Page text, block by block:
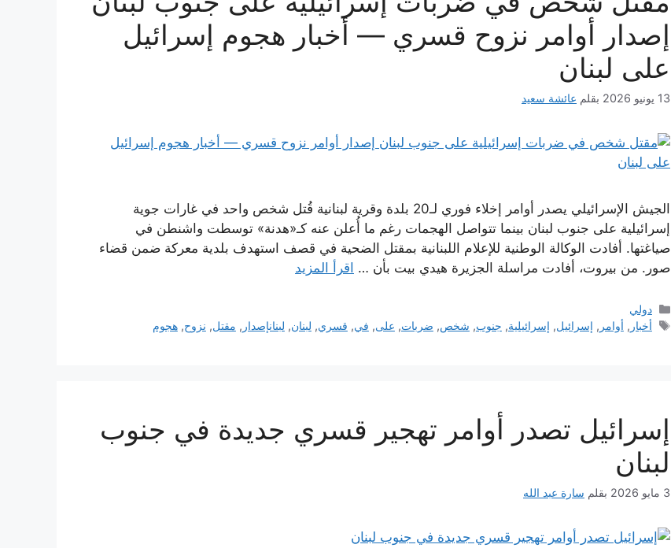
إصدار أوامر نزوح قسري — أخبار هجوم إسرائيل
على لبنان
13 يونيو 2026 بقلم عائشة سعيد
الجيش الإسرائيلي يصدر أوامر إخلاء فوري لـ20 بلدة وقرية لبنانية قُتل شخص واحد في غارات جوية
إسرائيلية على جنوب لبنان بينما تتواصل الهجمات رغم ما أُعلن عنه كـ«هدنة» توسطت واشنطن في
صياغتها. أفادت الوكالة الوطنية للإعلام اللبنانية بمقتل الضحية في قصف استهدف بلدية معركة ضمن قضاء
صور. من بيروت، أفادت مراسلة الجزيرة هيدي بيت بأن … اقرأ المزيد
التصنيفات
دولي
الوسوم
أخبار , أوامر , إسرائيل, إسرائيلية, جنوب, شخص, ضربات, على, في, قسري, لبنان, لبنانإصدار , مقتل, نزوح,هجوم
إسرائيل تصدر أوامر تهجير قسري جديدة في جنوب
لبنان
3 مايو 2026 بقلم سارة عبد الله